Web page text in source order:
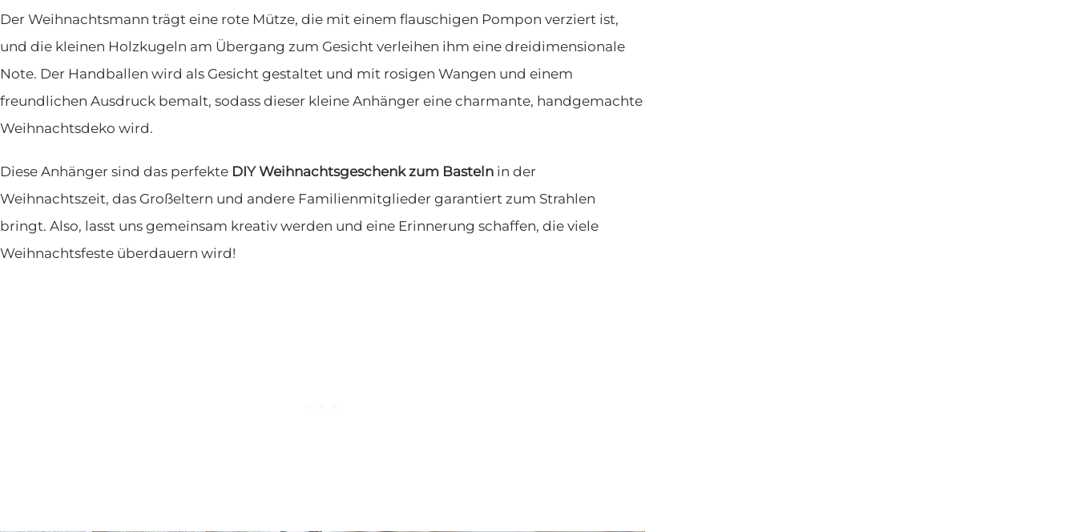
Der Weihnachtsmann trägt eine rote Mütze, die mit einem flauschigen Pompon verziert ist,
und die kleinen Holzkugeln am Übergang zum Gesicht verleihen ihm eine dreidimensionale
Note. Der Handballen wird als Gesicht gestaltet und mit rosigen Wangen und einem
freundlichen Ausdruck bemalt, sodass dieser kleine Anhänger eine charmante, handgemachte
Weihnachtsdeko wird.
Diese Anhänger sind das perfekte DIY Weihnachtsgeschenk zum Basteln in der
Weihnachtszeit, das Großeltern und andere Familienmitglieder garantiert zum Strahlen
bringt. Also, lasst uns gemeinsam kreativ werden und eine Erinnerung schaffen, die viele
Weihnachtsfeste überdauern wird!